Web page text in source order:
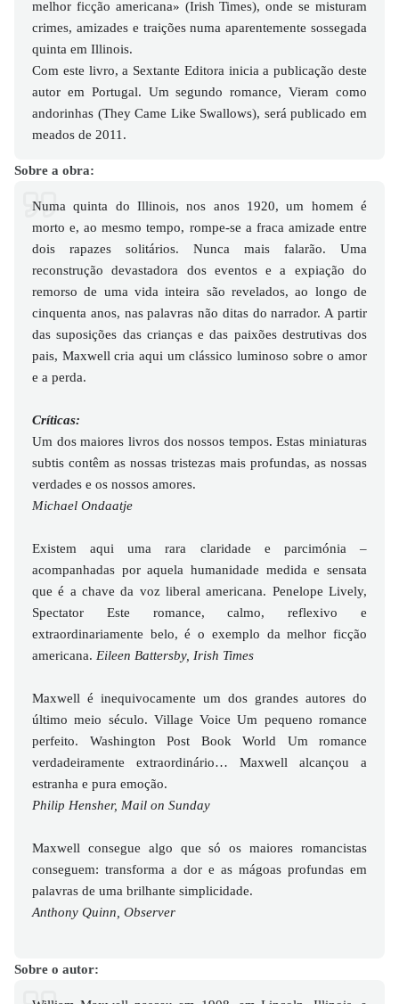
melhor ficção americana» (Irish Times), onde se misturam
crimes, amizades e traições numa aparentemente sossegada
quinta em Illinois.
Com este livro, a Sextante Editora inicia a publicação deste
autor em Portugal. Um segundo romance, Vieram como
andorinhas (They Came Like Swallows), será publicado em
meados de 2011.
Sobre a obra:
Numa quinta do Illinois, nos anos 1920, um homem é
morto e, ao mesmo tempo, rompe-se a fraca amizade entre
dois rapazes solitários. Nunca mais falarão. Uma
reconstrução devastadora dos eventos e a expiação do
remorso de uma vida inteira são revelados, ao longo de
cinquenta anos, nas palavras não ditas do narrador. A partir
das suposições das crianças e das paixões destrutivas dos
pais, Maxwell cria aqui um clássico luminoso sobre o amor
e a perda.
Críticas:
Um dos maiores livros dos nossos tempos. Estas miniaturas
subtis contêm as nossas tristezas mais profundas, as nossas
verdades e os nossos amores.
Michael Ondaatje
Existem aqui uma rara claridade e parcimónia –
acompanhadas por aquela humanidade medida e sensata
que é a chave da voz liberal americana. Penelope Lively,
Spectator Este romance, calmo, reflexivo e
extraordinariamente belo, é o exemplo da melhor ficção
americana. Eileen Battersby, Irish Times
Maxwell é inequivocamente um dos grandes autores do
último meio século. Village Voice Um pequeno romance
perfeito. Washington Post Book World Um romance
verdadeiramente extraordinário… Maxwell alcançou a
estranha e pura emoção.
Philip Hensher, Mail on Sunday
Maxwell consegue algo que só os maiores romancistas
conseguem: transforma a dor e as mágoas profundas em
palavras de uma brilhante simplicidade.
Anthony Quinn, Observer
Sobre o autor: